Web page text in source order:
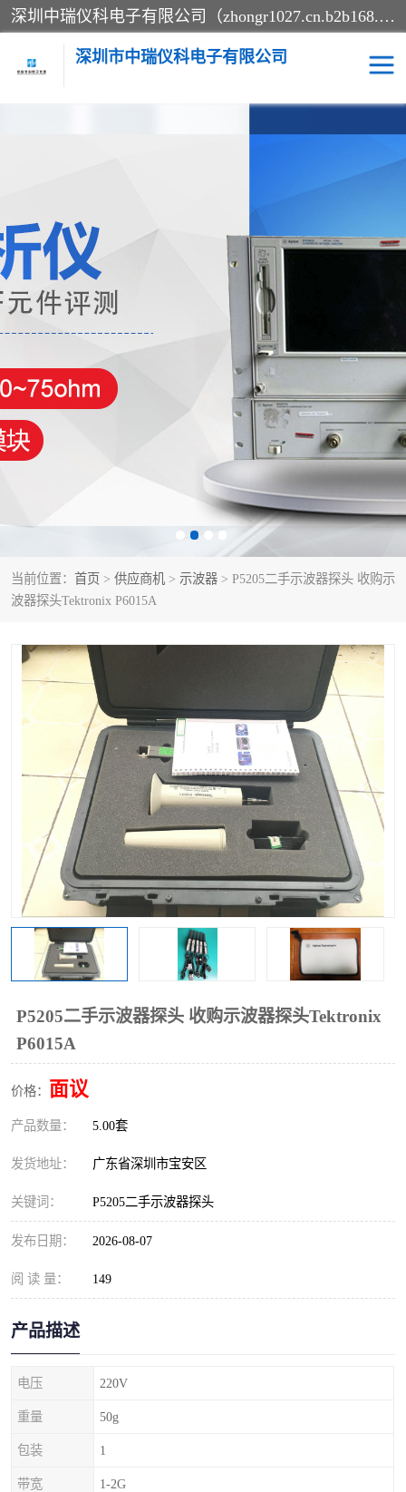
深圳中瑞仪科电子有限公司（zhongr1027.cn.b2b168.com）主要从事回收二手仪器，工厂仪器，回收示波器，KeysightE4980A，FLUKE754，MT8852B，IFR3920，Agilent N4010A，MT8852B等业务，全国统一热线：13570873835。深圳中瑞仪科电子有限公司整批或单出，专业评估高价回收工厂闲置仪器。
深圳市中瑞仪科电子有限公司
当前位置： 首页 > 供应商机 > 示波器 > P5205二手示波器探头 收购示
波器探头Tektronix P6015A
P5205二手示波器探头 收购示波器探头Tektronix
P6015A
价格： 面议
产品数量： 5.00套
发货地址： 广东省深圳市宝安区
关键词： P5205二手示波器探头
发布日期： 2026-08-07
阅 读 量： 149
产品描述
电压 220V
重量 50g
包装 1
带宽 1-2G
电阻-功率计 频谱分析仪
万用表 综合测试仪
蓝牙测试仪 网络分析仪
过程校验仪 电桥测试仪
泰克示波器 电池测试仪
函数信号发生器
校准件
阻抗分析仪
音频分析仪